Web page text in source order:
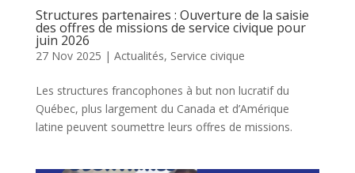
Structures partenaires : Ouverture de la saisie
des offres de missions de service civique pour
juin 2026
27 Nov 2025 | Actualités, Service civique
Les structures francophones à but non lucratif du
Québec, plus largement du Canada et d’Amérique
latine peuvent soumettre leurs offres de missions.